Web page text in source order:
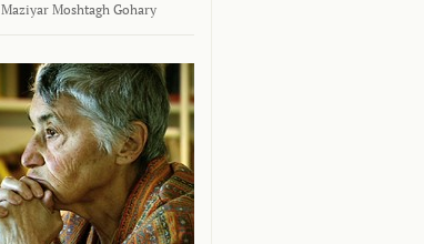
Maziyar Moshtagh Gohary